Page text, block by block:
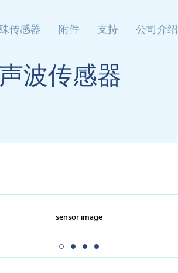
传感器 附件 支持 公司介绍
波传感器
sensor image